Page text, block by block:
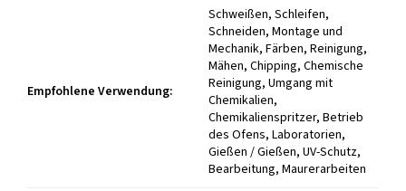
Empfohlene Verwendung:
Schweißen, Schleifen,
Schneiden, Montage und
Mechanik, Färben, Reinigung,
Mähen, Chipping, Chemische
Reinigung, Umgang mit
Chemikalien,
Chemikalienspritzer, Betrieb
des Ofens, Laboratorien,
Gießen / Gießen, UV-Schutz,
Bearbeitung, Maurerarbeiten